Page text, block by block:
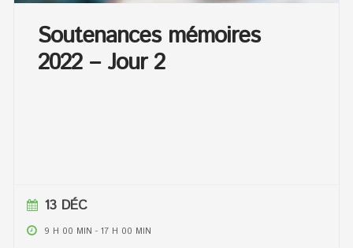
Soutenances mémoires
2022 – Jour 2
13 DÉC
9 H 00 MIN -17 H 00 MIN